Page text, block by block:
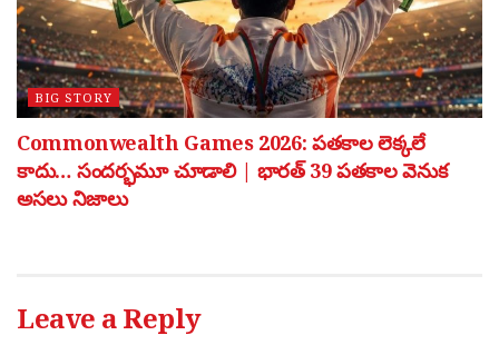
BIG STORY
Commonwealth Games 2026: పతకాల లెక్కలే
కాదు… సందర్భమూ చూడాలి | భారత్ 39 పతకాల వెనుక
అసలు నిజాలు
Leave a Reply